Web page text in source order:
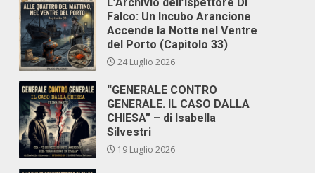
Falco: Un Incubo Arancione
Accende la Notte nel Ventre
del Porto (Capitolo 33)
24 Luglio 2026
“GENERALE CONTRO
GENERALE. IL CASO DALLA
CHIESA” – di Isabella
Silvestri
19 Luglio 2026